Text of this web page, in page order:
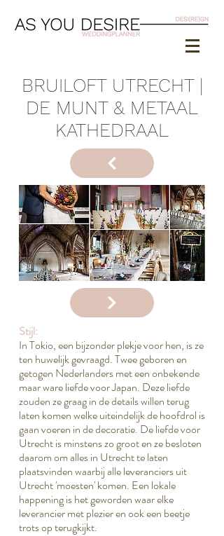
BRUILOFT UTRECHT |
DE MUNT & METAAL
KATHEDRAAL
Stijl:
In Tokio, een bijzonder plekje voor hen, is ze
ten huwelijk gevraagd. Twee geboren en
getogen Nederlanders met een onbekende
maar ware liefde voor Japan. Deze liefde
zouden ze graag in de details willen terug
laten komen welke uiteindelijk de hoofdrol is
gaan voeren in de decoratie. De liefde voor
Utrecht is minstens zo groot en ze besloten
daarom om alles in Utrecht te laten
plaatsvinden waarbij alle leveranciers uit
Utrecht 'moesten' komen. Een lokale
happening is het geworden waar elke
leverancier met plezier en ook een beetje
trots op terugkijkt.